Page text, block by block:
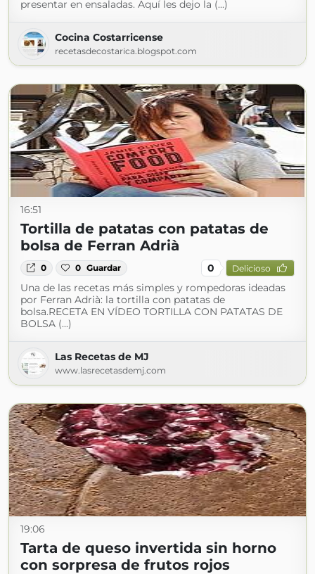
presentar en ensaladas. Aquí les dejo la (...)
Cocina Costarricense
recetasdecostarica.blogspot.com
16:51
Tortilla de patatas con patatas de
bolsa de Ferran Adrià
0 0 Guardar 0 Delicioso
Una de las recetas más simples y rompedoras ideadas
por Ferran Adrià: la tortilla con patatas de
bolsa.RECETA EN VÍDEO TORTILLA CON PATATAS DE
BOLSA (...)
Las Recetas de MJ
www.lasrecetasdemj.com
19:06
Tarta de queso invertida sin horno
con sorpresa de frutos rojos